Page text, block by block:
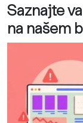
Saznajte
na našem